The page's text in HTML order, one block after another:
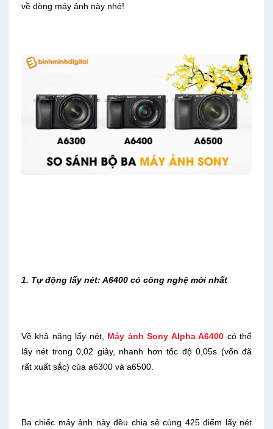
về dòng máy ảnh này nhé!
1. Tự động lấy nét: A6400 có công nghệ mới nhất
Về khả năng lấy nét, Máy ảnh Sony Alpha A6400 có thể
lấy nét trong 0,02 giây, nhanh hơn tốc độ 0,05s (vốn đã
rất xuất sắc) của a6300 và a6500.
Ba chiếc máy ảnh này đều chia sẻ cùng 425 điểm lấy nét